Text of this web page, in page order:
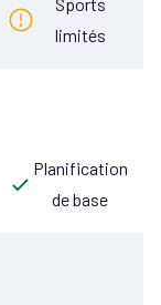
limités
Planification
de base